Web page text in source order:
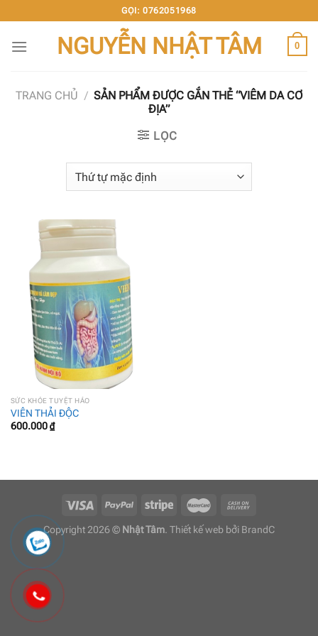
đến
nội
GỌI: 0762051968
NGUYỄN NHẬT TÂM 0
TRANG CHỦ / SẢN PHẨM ĐƯỢC GẮN THẺ “VIÊM DA CƠ
ĐỊA”
LỌC
SỨC KHỎE TUYỆT HẢO
VIÊN THẢI ĐỘC
600.000₫
Copyright 2026 © Nhật Tâm. Thiết kế web bởi BrandC